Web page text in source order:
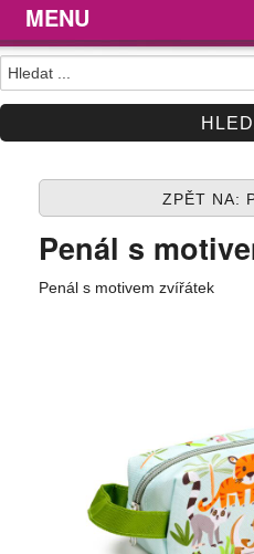
MENU
Dárky pro ...
Obchodní podmínky
Kontakt
ZPĚT NA:
Penál s
Penál s motivem zvířátek